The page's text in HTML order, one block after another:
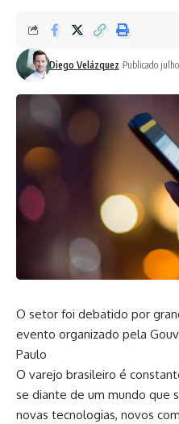
Diego Velázquez Publicado
O setor foi debatido por
evento organizado pela
Paulo
O varejo brasileiro é
se diante de um mundo que
novas tecnologias, novos